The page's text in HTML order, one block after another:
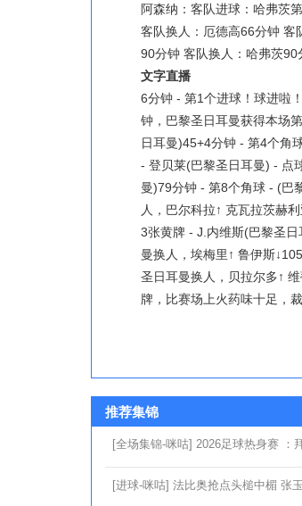
阿森纳：客队进球：哈弗茨
客队换人：厄德高66分钟 客
90分钟 客队换人：哈弗茨
文字直播
6分钟 - 第1个进球！球进啦
钟，巴黎圣日耳曼获得本场
日耳曼)45+4分钟 - 第4个角
- 登贝莱(巴黎圣日耳曼) - 点
曼)79分钟 - 第8个角球 - (巴
人，巴尔科拉↑ 克瓦拉茨赫
3张黄牌 - J.内维斯(巴黎圣
曼换人，埃梅里↑ 鲁伊斯
圣日耳曼换人，贝拉尔多↑
牌，比赛场上火药味十足，
推荐集锦
[全场集锦-咪咕] 2026足球热身赛 ：
[进球-咪咕] 法比奥抢点头槌中楣 张